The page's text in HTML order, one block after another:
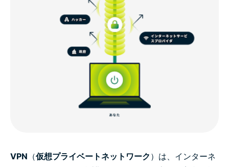
VPN （仮想プライベートネットワーク ）は、インターネ